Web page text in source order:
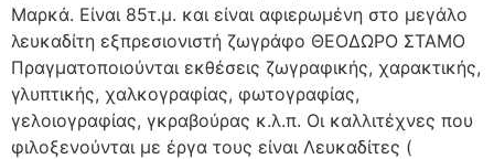
Μαρκά. Είναι 85τ.μ. και είναι αφιερωμένη στο μεγάλο
λευκαδίτη εξπρεσιονιστή ζωγράφο ΘΕΟΔΩΡΟ ΣΤΑΜΟ
Πραγματοποιούνται εκθέσεις ζωγραφικής, χαρακτικής,
γλυπτικής, χαλκογραφίας, φωτογραφίας,
γελοιογραφίας, γκραβούρας κ.λ.π. Οι καλλιτέχνες που
φιλοξενούνται με έργα τους είναι Λευκαδίτες (